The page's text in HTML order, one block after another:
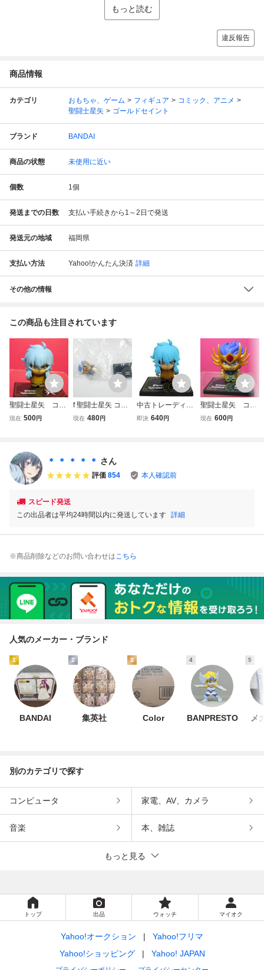
もっと読む
違反報告
商品情報
カテゴリ おもちゃ、ゲーム フィギュア
コミック、アニメ
聖闘士星矢
ゴールドセイント
ブランド BANDAI
商品の状態 未使用に近い
個数 1個
発送までの日数 支払い手続きから1～2日で発送
発送元の地域 福岡県
支払い方法 Yahoo!かんたん決済 詳細
その他の情報
この商品も注目されています
聖闘士星矢 コレ
キャラフィギュ
現在 500円
f 聖闘士星矢 コレ
キャラ！ バンダイ
現在 480円
中古トレーディン
グフィギュア ピス
即決 640円
聖闘士星矢 コレ
キャラ フィギュ
現在 600円
＊ ＊ ＊ ＊ ＊ さん
評価 854 本人確認前
スピード発送
この出品者は平均24時間以内に発送しています 詳細
※商品削除などのお問い合わせはこちら
人気のメーカー・ブランド
1
BANDAI
2
集英社
3
Color
4
BANPRESTO
5
メ
別のカテゴリで探す
コンピュータ 家電、AV、カメラ
音楽 本、雑誌
もっと見る
トップ 出品 ウォッチ マイオク
Yahoo!オークション
Yahoo!フリマ
Yahoo!ショッピング
Yahoo! JAPAN